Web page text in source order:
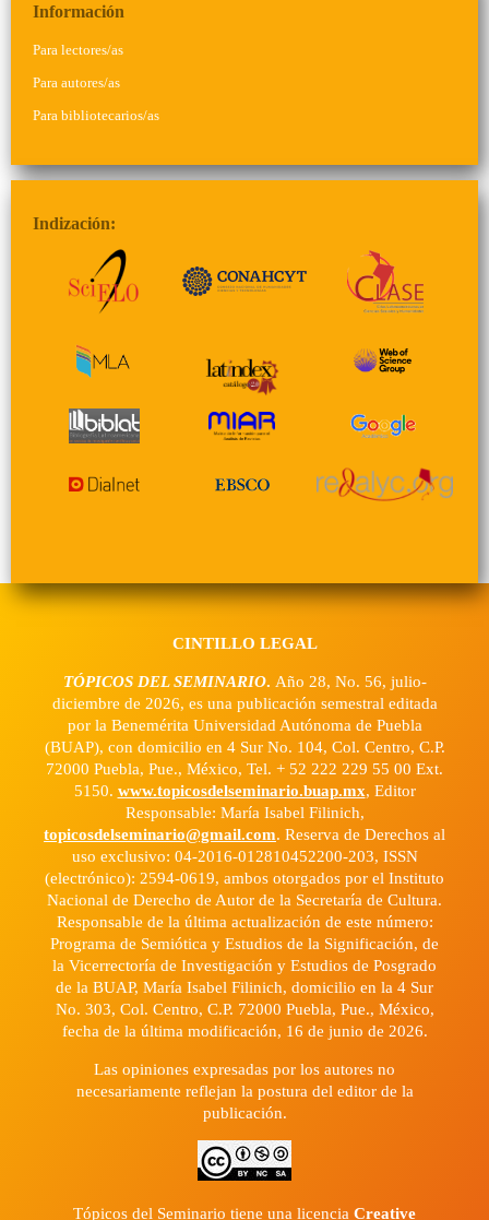
Información
Para lectores/as
Para autores/as
Para bibliotecarios/as
Indización:
CINTILLO LEGAL
TÓPICOS DEL SEMINARIO. Año 28, No. 56, julio-
diciembre de 2026, es una publicación semestral editada
por la Benemérita Universidad Autónoma de Puebla
(BUAP), con domicilio en 4 Sur No. 104, Col. Centro, C.P.
72000 Puebla, Pue., México, Tel. + 52 222 229 55 00 Ext.
5150. www.topicosdelseminario.buap.mx, Editor
Responsable: María Isabel Filinich,
topicosdelseminario@gmail.com. Reserva de Derechos al
uso exclusivo: 04-2016-012810452200-203, ISSN
(electrónico): 2594-0619, ambos otorgados por el Instituto
Nacional de Derecho de Autor de la Secretaría de Cultura.
Responsable de la última actualización de este número:
Programa de Semiótica y Estudios de la Significación, de
la Vicerrectoría de Investigación y Estudios de Posgrado
de la BUAP, María Isabel Filinich, domicilio en la 4 Sur
No. 303, Col. Centro, C.P. 72000 Puebla, Pue., México,
fecha de la última modificación, 16 de junio de 2026.
Las opiniones expresadas por los autores no
necesariamente reflejan la postura del editor de la
publicación.
Tópicos del Seminario tiene una licencia Creative